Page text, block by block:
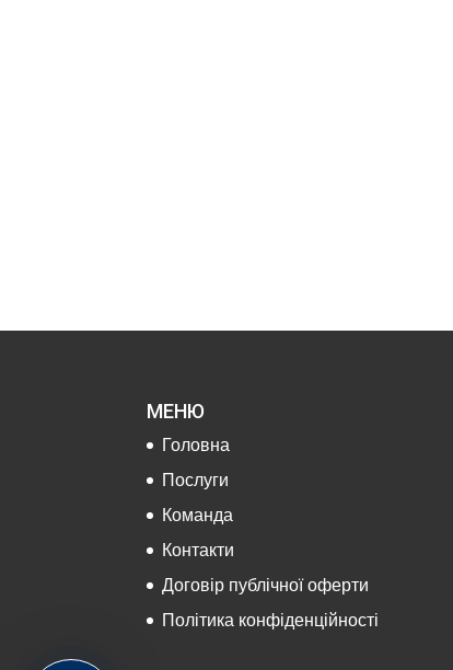
МЕНЮ
Головна
Послуги
Команда
Контакти
Договір публічної оферти
Політика конфіденційності